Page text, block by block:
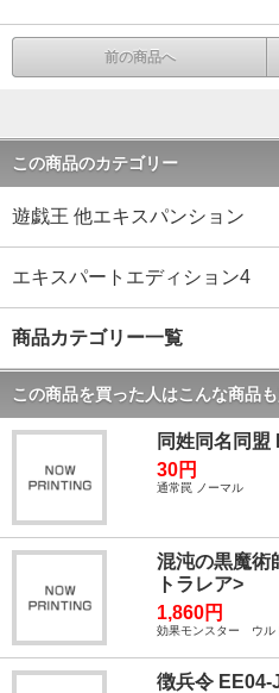
前の商品へ
この商品のカテゴリー
遊戯王 他エキスパンション
エキスパートエディション4
商品カテゴリー一覧
この商品を買った人はこんな商品
同姓同名同盟
30円
通常罠 ノーマル
混沌の黒魔
トラレア>
1,860円
効果モンスター ウル
徴兵令 EE04-